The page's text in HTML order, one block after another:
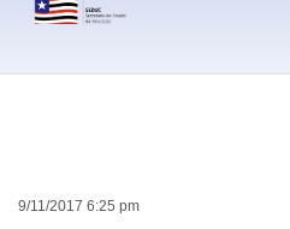
9/11/2017 6:25 pm